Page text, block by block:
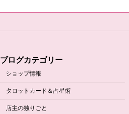
ブログカテゴリー
ショップ情報
タロットカード＆占星術
店主の独りごと